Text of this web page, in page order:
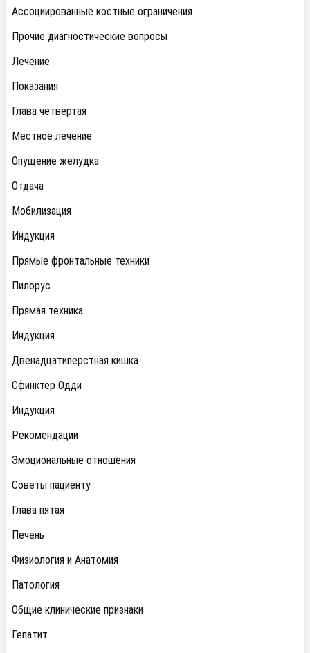
Ассоциированные костные ограничения
Прочие диагностические вопросы
Лечение
Показания
Глава четвертая
Местное лечение
Опущение желудка
Отдача
Мобилизация
Индукция
Прямые фронтальные техники
Пилорус
Прямая техника
Индукция
Двенадцатиперстная кишка
Сфинктер Одди
Индукция
Рекомендации
Эмоциональные отношения
Советы пациенту
Глава пятая
Печень
Физиология и Анатомия
Патология
Общие клинические признаки
Гепатит